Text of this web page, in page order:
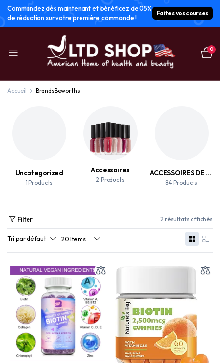
Commandez dès maintenant et bénéficez de 05%
de réduction sur votre première commande !
Faites vos courses
0
Accueil BrandsBeworths
Uncategorized
1 Products
Accessoires
2 Products
ACCESSOIRES DE MAQUILLAGE
84 Products
Filter 2 résultats affichés